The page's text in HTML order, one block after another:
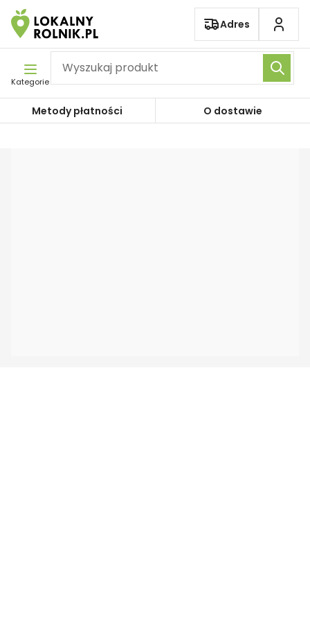
Pomiń nawigację
Adres
Kategorie
Metody płatności O dostawie